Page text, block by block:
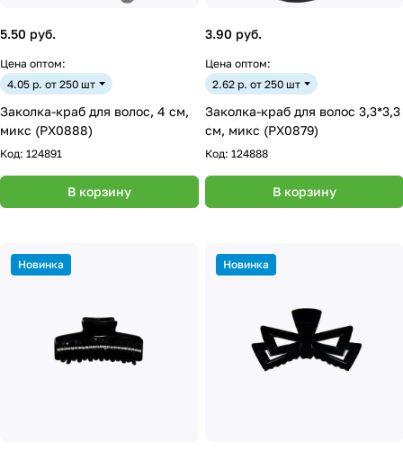
5.50 руб.
Цена оптом:
4.05 р. от 250 шт
Заколка-краб для волос, 4 см,
микс (PX0888)
Код: 124891
В корзину
3.90 руб.
Цена оптом:
2.62 р. от 250 шт
Заколка-краб для волос 3,3*3,3
см, микс (PX0879)
Код: 124888
В корзину
Новинка Новинка